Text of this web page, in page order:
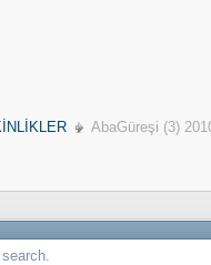
AbaGüreşi (3)